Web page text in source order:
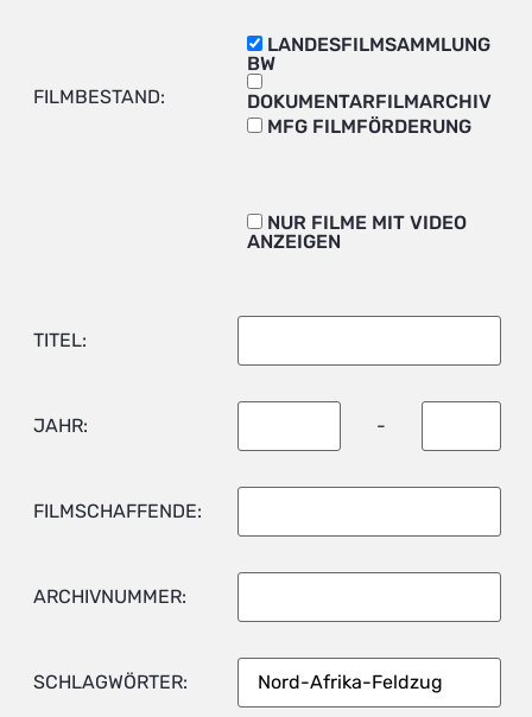
FILMBESTAND:
LANDESFILMSAMMLUNG
BW
DOKUMENTARFILMARCHIV
MFG FILMFÖRDERUNG
NUR FILME MIT VIDEO
ANZEIGEN
TITEL:
JAHR: -
FILMSCHAFFENDE:
ARCHIVNUMMER:
SCHLAGWÖRTER: